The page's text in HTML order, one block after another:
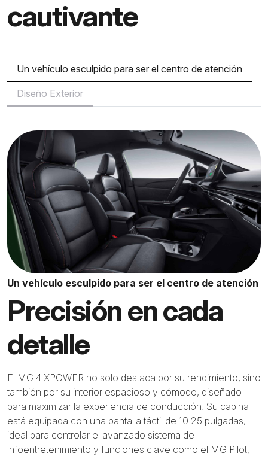
cautivante
Un vehículo esculpido para ser el centro de atención
Diseño Exterior
Un vehículo esculpido para ser el centro de atención
Precisión en cada
detalle
El MG 4 XPOWER no solo destaca por su rendimiento, sino
también por su interior espacioso y cómodo, diseñado
para maximizar la experiencia de conducción. Su cabina
está equipada con una pantalla táctil de 10.25 pulgadas,
ideal para controlar el avanzado sistema de
infoentretenimiento y funciones clave como el MG Pilot,